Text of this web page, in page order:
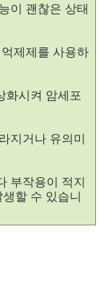
이 괜찮은 상태
제제를 사용하
화시켜 암세포
지거나 유의미
부작용이 적지
할 수 있습니